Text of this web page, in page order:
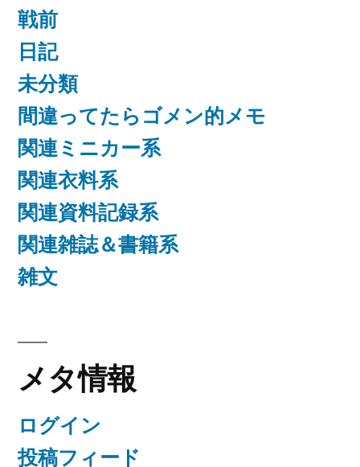
戦前
日記
未分類
間違ってたらゴメン的メモ
関連ミニカー系
関連衣料系
関連資料記録系
関連雑誌＆書籍系
雑文
メタ情報
ログイン
投稿フィード